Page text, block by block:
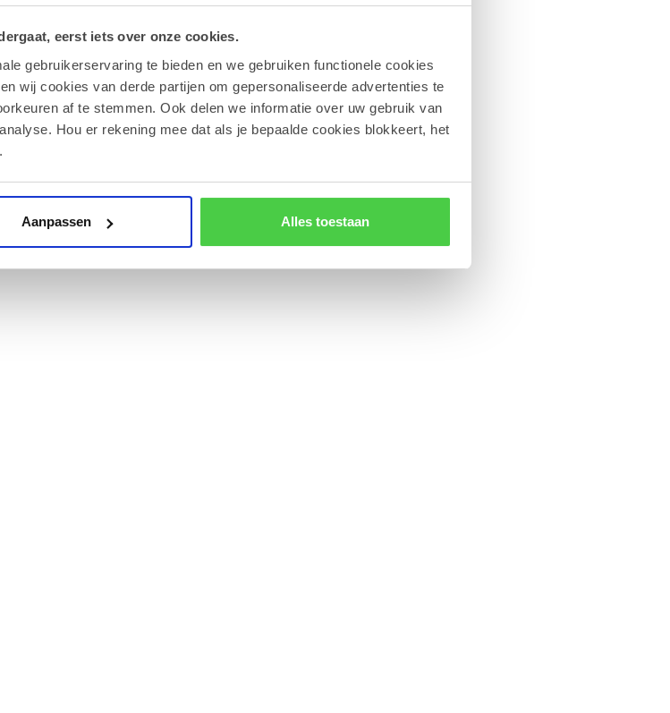
eerst iets over onze cookies.
gebruikerservaring te bieden en we gebruiken functionele cookies
wij cookies van derde partijen om gepersonaliseerde advertenties te
af te stemmen. Ook delen we informatie over uw gebruik van
Hou er rekening mee dat als je bepaalde cookies blokkeert, het
Aanpassen Alles toestaan
cacao.
van direct zonlicht en
voor medewerkers of